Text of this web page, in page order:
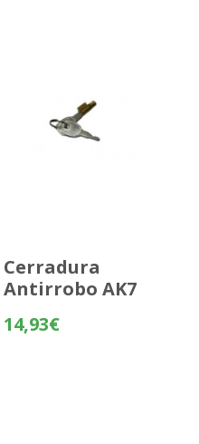
Cerradura
Antirrobo AK7
14,93€